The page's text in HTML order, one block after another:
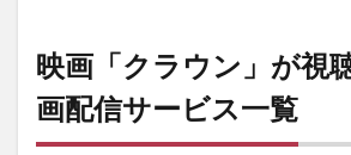
ラウ
ン」
が視
聴で
きる
映画「クラウン」が視
画配信サービス一覧